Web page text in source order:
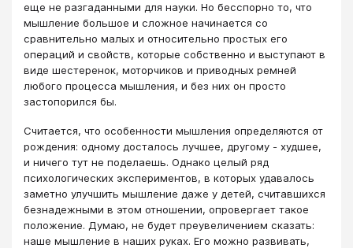
еще не разгаданными для науки. Но бесспорно то, что
мышление большое и сложное начинается со
сравнительно малых и относительно простых его
операций и свойств, которые собственно и выступают в
виде шестеренок, моторчиков и приводных ремней
любого процесса мышления, и без них он просто
застопорился бы.
Считается, что особенности мышления определяются от
рождения: одному досталось лучшее, другому - худшее,
и ничего тут не поделаешь. Однако целый ряд
психологических экспериментов, в которых удавалось
заметно улучшить мышление даже у детей, считавшихся
безнадежными в этом отношении, опровергает такое
положение. Думаю, не будет преувеличением сказать:
наше мышление в наших руках. Его можно развивать,